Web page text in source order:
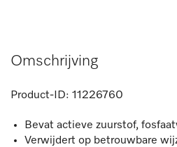
Omschrijving
Product-ID: 11226760
Bevat actieve zuurstof,
Verwijdert op betrouwbare